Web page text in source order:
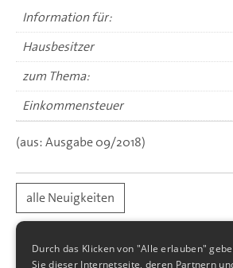
Information für:
Hausbesitzer
zum Thema:
Einkommensteuer
(aus: Ausgabe 09/2018)
alle Neuigkeiten
Durch das Klicken von "Alle erlauben"
Sie dieser Internetseite, deren Partnern